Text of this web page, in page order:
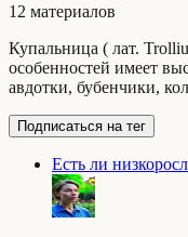
12 материалов
Купальница ( лат.
особенностей имеет
авдотки, бубенчики,
Подписаться на тег
Есть ли